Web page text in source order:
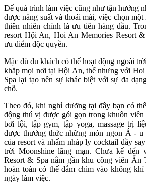
Để quá trình làm việc cũng như tận hưởng
được năng suất và thoải mái, việc chọn
thiên nhiên chính là ưu tiên hàng đầu.
resort Hội An, Hoi An Memories Resort
ưu điểm độc quyền.
Mặc dù du khách có thể hoạt động ngoài
khắp mọi nơi tại Hội An, thế nhưng với
Spa lại tạo nên sự khác biệt với sự đa
chỗ.
Theo đó, khi nghỉ dưỡng tại đây bạn có
động thú vị được gói gọn trong khuôn viên
bơi lội, tập gym, tập yoga, massage trị
được thưởng thức những món ngon Á -
của resort và nhấm nháp ly cocktail đầy
trời Moonshine lãng mạn. Chưa kể đến
Resort & Spa nằm gần khu công viên Ấn
hoàn toàn có thể đắm chìm vào không
ngày làm việc.